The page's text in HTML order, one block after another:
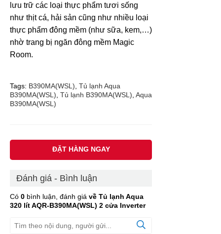
lưu trữ các loại thực phẩm tươi sống
như thịt cá, hải sản cũng như nhiều loại
thực phẩm đông mềm (như sữa, kem,…)
nhờ trang bị ngăn đông mềm Magic
Room.
Tags: B390MA(WSL) Tủ lạnh Aqua
B390MA(WSL) Tủ lạnh B390MA(WSL) Aqua
B390MA(WSL)
ĐẶT HÀNG NGAY
Đánh giá - Bình luận
Có 0 bình luận, đánh giá về Tủ lạnh Aqua
320 lít AQR-B390MA(WSL) 2 cửa Inverter